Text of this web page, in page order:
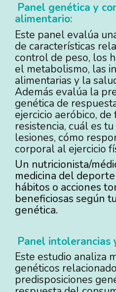
Panel genética y
alimentario:
Este panel evalúa
de características
control de peso, los
el metabolismo, las
alimentarias y la
Además evalúa la
genética de
ejercicio aeróbico, de
resistencia, cuál es
lesiones, cómo
corporal al ejercicio
Un nutricionista/
medicina del
hábitos o acciones
beneficiosas según
genética.
Panel intolerancias
Este estudio analiza
genéticos
predisposiciones